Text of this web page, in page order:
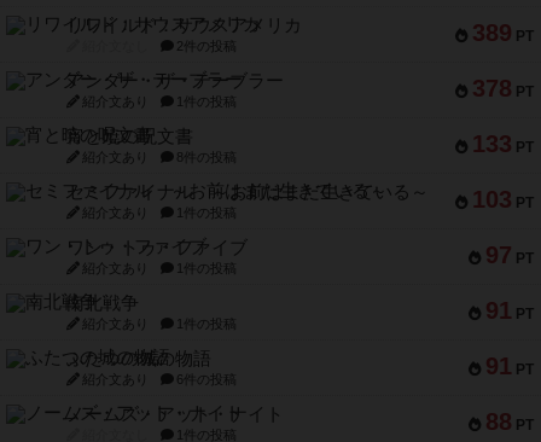
389 PT
リワイルド：サウスアメリカ
2件の投稿
378 PT
アンダー・ザ・テーブラー
紹介文あり 1件の投稿
133 PT
宵と暁の呪文書
紹介文あり 8件の投稿
103 PT
セミファイナル ～お前はまだ生きている～
紹介文あり 1件の投稿
97 PT
ワン・トゥ・ファイブ
紹介文あり 1件の投稿
91 PT
南北戦争
紹介文あり 1件の投稿
91 PT
ふたつの城の物語
紹介文あり 6件の投稿
88 PT
ノームズ・アット・ナイト
1件の投稿